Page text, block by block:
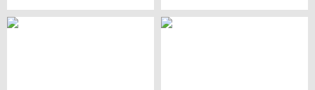
cinayetiyle ilgili çarpıcı
iddia: “Anne ve